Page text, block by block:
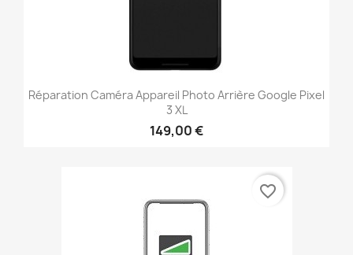
Réparation Caméra Appareil Photo Arrière Google Pixel
3 XL
149,00 €
favorite_border